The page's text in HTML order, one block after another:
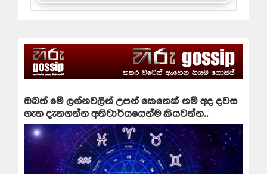
ඔබත් මේ ලග්නවලින් උපන් කෙනෙක් නම් අද දවස
ගැන දැනගන්න අනිවාර්යයෙන්ම කියවන්න..